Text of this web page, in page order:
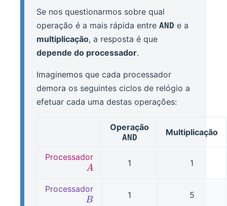
Se nos questionarmos sobre qual
operação é a mais rápida entre AND e a
multiplicação, a resposta é que
depende do processador.
Imaginemos que cada processador
demora os seguintes ciclos de relógio a
efetuar cada uma destas operações:
Operação
AND
Multiplicação
Processador
A
A 1 1
Processador
B
B 1 5